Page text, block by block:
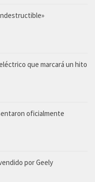
que marcará un hito
oficialmente
por Geely